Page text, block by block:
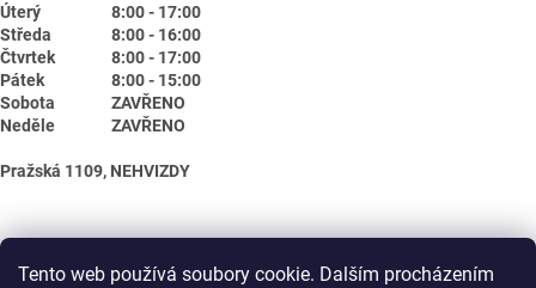
Tento web používá soubory cookie. Dalším procházením
Úterý
8:00 - 17:00
Středa
8:00 - 16:00
Čtvrtek
8:00 - 17:00
Pátek
8:00 - 15:00
Sobota
ZAVŘENO
Neděle
ZAVŘENO
Pražská 1109, NEHVIZDY